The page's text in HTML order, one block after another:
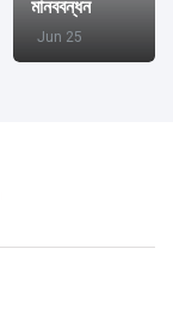
মানববন্ধন
Jun 25